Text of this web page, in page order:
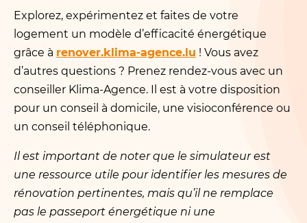
Explorez, expérimentez et faites de votre
logement un modèle d’efficacité énergétique
grâce à renover​.klima​-agence​.lu ! Vous avez
d’autres questions ? Prenez rendez-vous avec un
conseiller Klima-Agence. Il est à votre disposition
pour un conseil à domicile, une visioconférence ou
un conseil téléphonique.
Il est important de noter que le simulateur est
une ressource utile pour identifier les mesures de
rénovation pertinentes, mais qu’il ne remplace
pas le passeport énergétique ni une